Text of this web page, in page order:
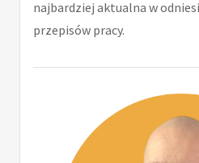
najbardziej aktualna w
przepisów pracy.